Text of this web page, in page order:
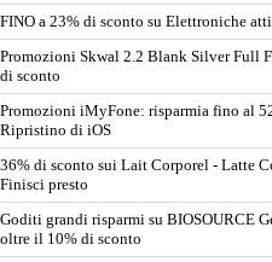
FINO a 23% di sconto su Elettroniche
Promozioni Skwal 2.2 Blank Silver Full
di sconto
Promozioni iMyFone: risparmia fino al
Ripristino di iOS
36% di sconto sui Lait Corporel - Latte
Finisci presto
Goditi grandi risparmi su BIOSOURCE
oltre il 10% di sconto